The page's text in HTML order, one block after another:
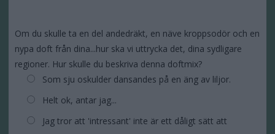
Om du skulle ta en del andedräkt, en näve kroppsodör och en
nypa doft från dina...hur ska vi uttrycka det, dina sydligare
regioner. Hur skulle du beskriva denna doftmix?
Som sju oskulder dansandes på en äng av liljor.
Helt ok, antar jag...
Jag tror att 'intressant' inte är ett dåligt sätt att